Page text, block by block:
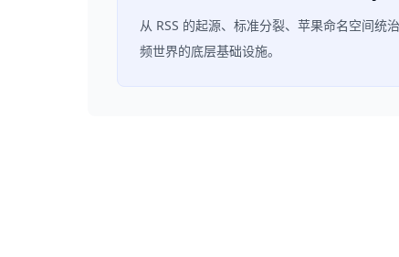
从 RSS 的起源、标准分裂、苹果命名空间
频世界的底层基础设施。